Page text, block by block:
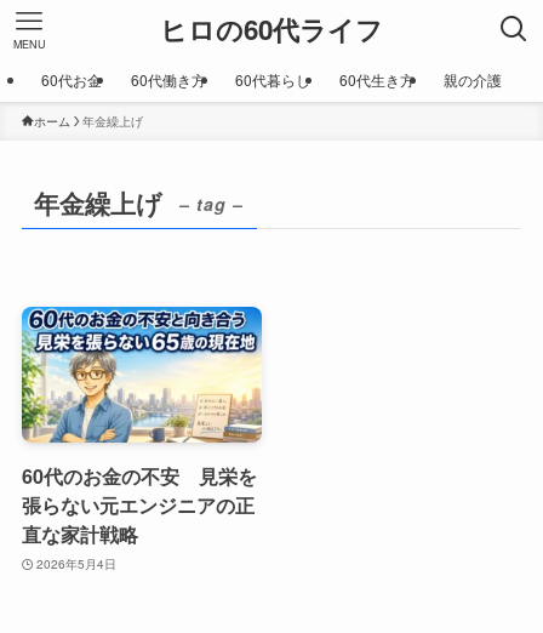
ヒロの60代ライフ
MENU
60代お金 60代働き方 60代暮らし 60代生き方 親の介護
ホーム 年金繰上げ
年金繰上げ – tag –
60代のお金の不安 見栄を
張らない元エンジニアの正
直な家計戦略
2026年5月4日